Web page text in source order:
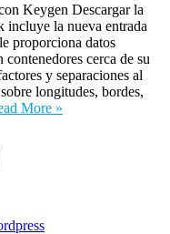
Keygen Descargar la
la nueva entrada
proporciona datos
cerca de su
y separaciones al
longitudes, bordes,
More »